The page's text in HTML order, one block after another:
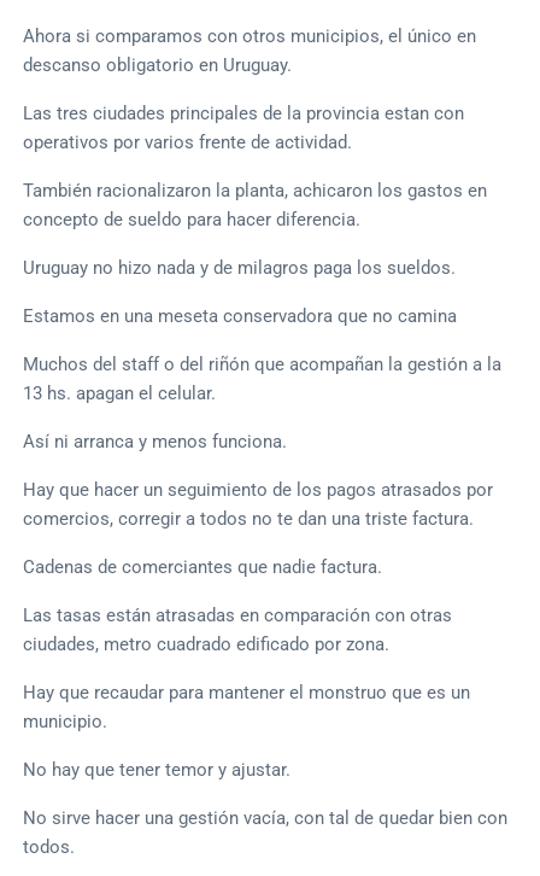
Ahora si comparamos con otros municipios, el único en
descanso obligatorio en Uruguay.
Las tres ciudades principales de la provincia estan con
operativos por varios frente de actividad.
También racionalizaron la planta, achicaron los gastos en
concepto de sueldo para hacer diferencia.
Uruguay no hizo nada y de milagros paga los sueldos.
Estamos en una meseta conservadora que no camina
Muchos del staff o del riñón que acompañan la gestión a la
13 hs. apagan el celular.
Así ni arranca y menos funciona.
Hay que hacer un seguimiento de los pagos atrasados por
comercios, corregir a todos no te dan una triste factura.
Cadenas de comerciantes que nadie factura.
Las tasas están atrasadas en comparación con otras
ciudades, metro cuadrado edificado por zona.
Hay que recaudar para mantener el monstruo que es un
municipio.
No hay que tener temor y ajustar.
No sirve hacer una gestión vacía, con tal de quedar bien con
todos.